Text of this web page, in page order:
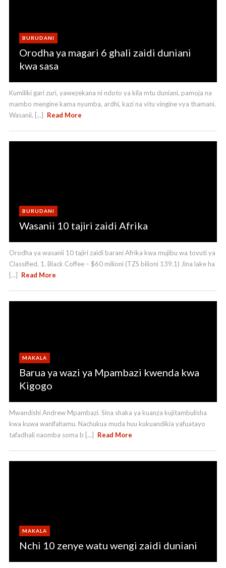
BURUDANI
Orodha ya magari 6 ghali zaidi duniani
kwa sasa
Kumiliki gari zuri, yawezekana ni ndoto ya kila mtu duniani, pamoja na
mambo mengine kama nyumba, ardhi, kazi na vitu vingine vya thamani.
Wasanii, [...]
Read More
BURUDANI
Wasanii 10 tajiri zaidi Afrika
Orodha ya wasanii 10 tajiri zaidi barani Afrika kwa mujibu wa tovuti ya
Classified. 1. Black Coffee – $60 milioni (TZS bilioni 139.1) Jina lake ha
[...]
Read More
MAKALA
Barua ya wazi ya Mpambazi kwenda kwa
Kigogo
Mwandishi Andrew Mpambazi. Sina shaka ya kuanza kujitambulisha
kwa kuwa wanifahamu. Nachukua muda huu kukuandikia yafuatayo
tafadhali naomba soma b [...]
Read More
MAKALA
Nchi 10 zenye watu wengi zaidi duniani